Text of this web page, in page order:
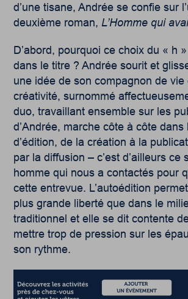
d’une tisane, Andrée se confie sur
deuxième roman, L’Homme qui
D’abord, pourquoi ce choix du « h
dans le titre ? Andrée sourit et
une idée de son compagnon de vie
créativité, surnommé
duo, travaillant ensemble sur les
d’Andrée, marche côte à côte
d’édition, de la création à la
par la diffusion – c’est d’ailleurs ce
homme qui nous a contactés pour
cette entrevue. L’autoédition
plus grande liberté que dans le
traditionnel et elle se dit contente
mettre trop de pression sur les
son rythme.